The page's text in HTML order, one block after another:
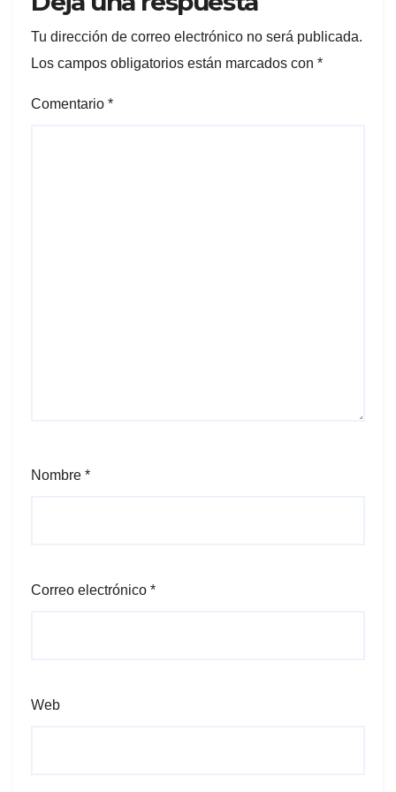
Tu dirección de correo electrónico no será publicada.
Los campos obligatorios están marcados con *
Comentario *
Nombre *
Correo electrónico *
Web